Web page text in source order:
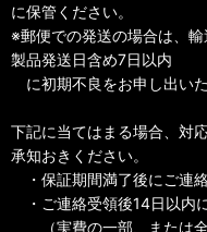
に保管ください。
※郵便での発送の場合は、輸
製品発送日含め7日以内
に初期不良をお申し出い
下記に当てはまる場合、対
承知おきください。
・保証期間満了後にご連
・ご連絡受領後14日以内
（実費の一部、または全